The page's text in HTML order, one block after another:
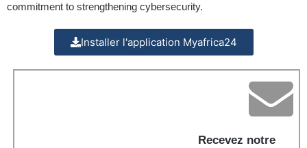
commitment to strengthening cybersecurity.
Installer l'application Myafrica24
Recevez notre